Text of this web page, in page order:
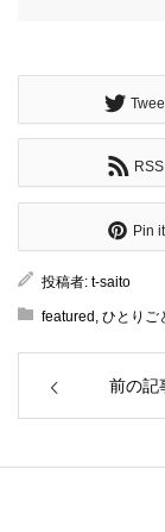
RSS
Pin it
投稿者: t-saito
featured ひとりご
前の記